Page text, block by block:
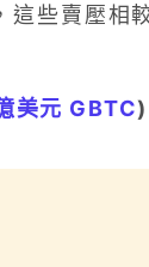
這些賣壓相
美元 GBTC)